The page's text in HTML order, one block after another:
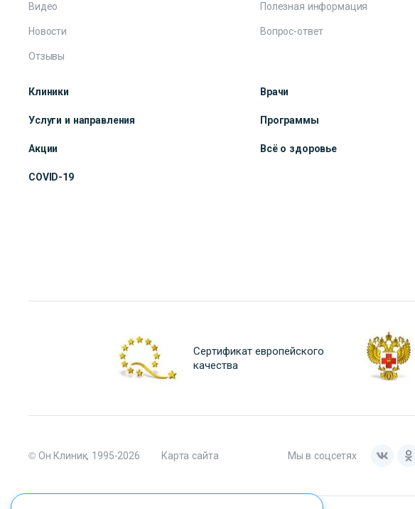
Видео
Новости
Отзывы
Полезная информация
Вопрос-ответ
Клиники Врачи
Услуги и направления Программы
Акции Всё о здоровье
COVID-19
Сертификат европейского
качества
© Он Клиник, 1995-2026 Карта сайта Мы в соцсетях